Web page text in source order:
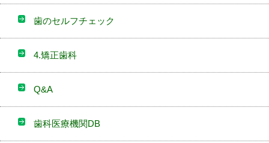
歯のセルフチェック
4.矯正歯科
Q&A
歯科医療機関DB